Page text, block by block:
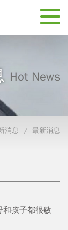
Hot News
消息 最新消息
和孩子都很敏